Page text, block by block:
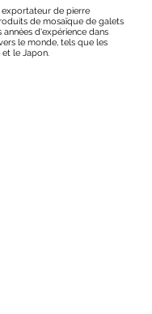
exportateur de pierre
de mosaïque de galets
d'expérience dans
le monde, tels que les
et le Japon.